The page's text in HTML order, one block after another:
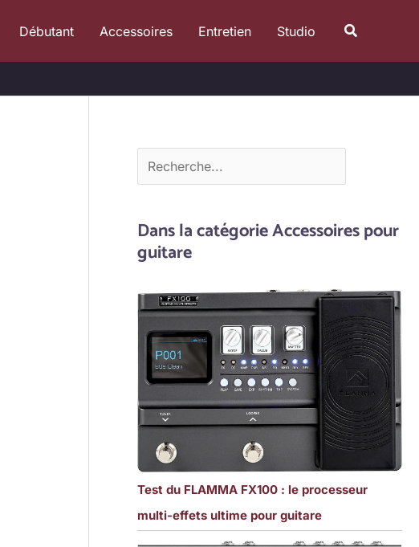
Débutant Accessoires Entretien Studio
e
c
Dans la catégorie Accessoires pour
guitare
Test du FLAMMA FX100 : le processeur
multi-effets ultime pour guitare